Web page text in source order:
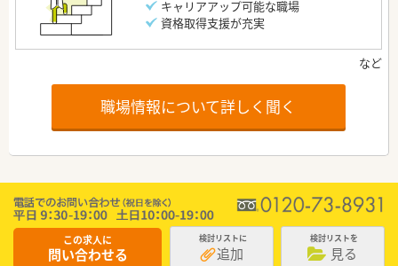
キャリアアップ可能な職場
資格取得支援が充実
職場情報について詳しく聞く
この求人に
問い合わせる
検討リストに
追加
検討リストを
見る